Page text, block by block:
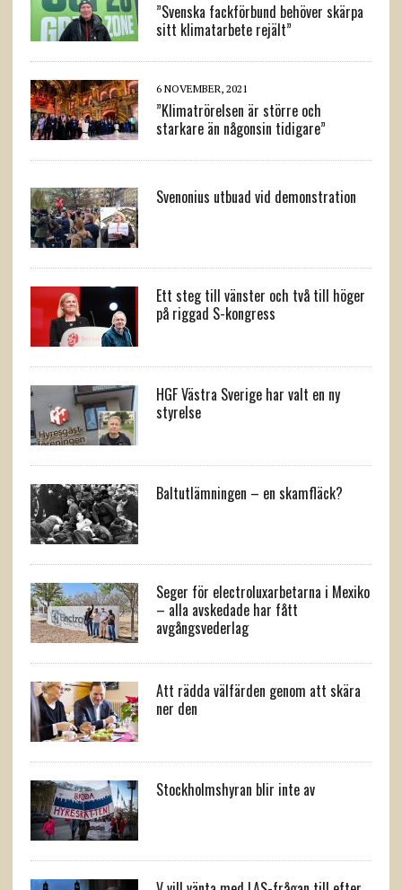
”Svenska fackförbund behöver skärpa
sitt klimatarbete rejält”
6 NOVEMBER, 2021
”Klimatrörelsen är större och
starkare än någonsin tidigare”
Svenonius utbuad vid demonstration
Ett steg till vänster och två till höger
på riggad S-kongress
HGF Västra Sverige har valt en ny
styrelse
Baltutlämningen – en skamfläck?
Seger för electroluxarbetarna i Mexiko
– alla avskedade har fått
avgångsvederlag
Att rädda välfärden genom att skära
ner den
Stockholmshyran blir inte av